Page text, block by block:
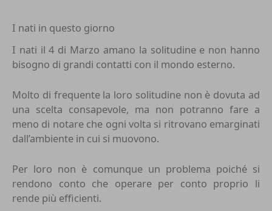
I nati in questo giorno
I nati il 4 di Marzo amano la solitudine e non hanno
bisogno di grandi contatti con il mondo esterno.
Molto di frequente la loro solitudine non è dovuta ad
una scelta consapevole, ma non potranno fare a
meno di notare che ogni volta si ritrovano emarginati
dall’ambiente in cui si muovono.
Per loro non è comunque un problema poiché si
rendono conto che operare per conto proprio li
rende più efficienti.